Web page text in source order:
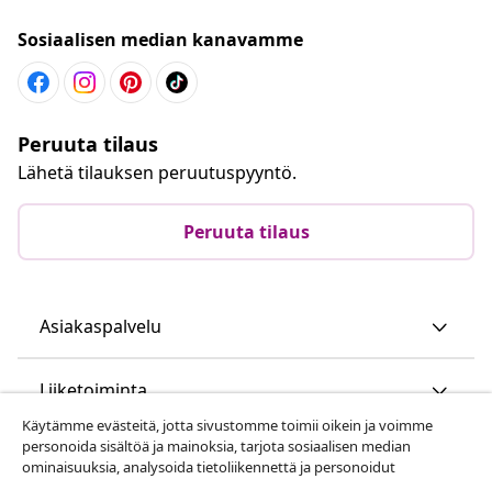
Sosiaalisen median kanavamme
Peruuta tilaus
Lähetä tilauksen peruutuspyyntö.
Peruuta tilaus
Asiakaspalvelu
Liiketoiminta
vidaXL
Käytämme evästeitä, jotta sivustomme toimii oikein ja voimme
personoida sisältöä ja mainoksia, tarjota sosiaalisen median
ominaisuuksia, analysoida tietoliikennettä ja personoidut